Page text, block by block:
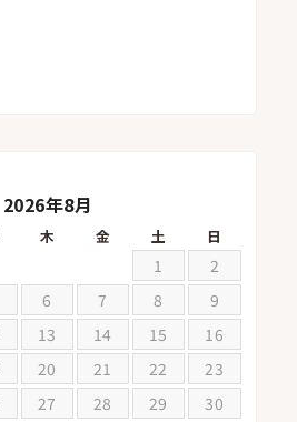
2026年8月
木 金 土 日
1
2
6 7 8
9
13 14 15
16
20 21 22
23
27 28 29
30